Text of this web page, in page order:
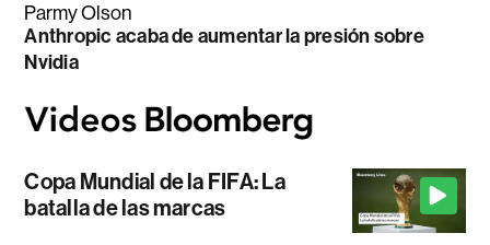
Parmy Olson
Anthropic acaba de aumentar la presión sobre
Nvidia
Copa Mundial de la FIFA: La
batalla de las marcas